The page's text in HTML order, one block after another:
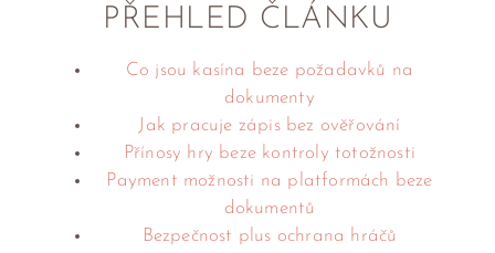
PŘEHLED ČLÁNKU
Co jsou kasína beze požadavků na
dokumenty
Jak pracuje zápis bez ověřování
Přínosy hry beze kontroly totožnosti
Payment možnosti na platformách beze
dokumentů
Bezpečnost plus ochrana hráčů